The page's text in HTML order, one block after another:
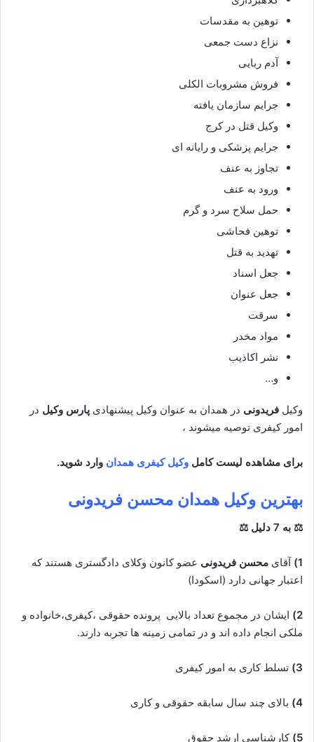
توهین به مقدسات
نزاع دست جمعی
آدم ربایی
فروش مشروبات الکلی
جرایم سازمان یافته
وکیل قتل در کرج
جرایم پزشکی و رایانه ای
تجاوز به عنف
ورود به عنف
حمل سلاح سرد و گرم
توهین فحاشی
تهدید به قتل
جعل اسناد
جعل عنوان
سرقت
مواد مخدر
نشر اکاذیب
و…
وکیل فریدونی در همدان به عنوان وکیل پیشنهادی پارس وکیل در
امور کیفری توصیه میشوند ،
برای مشاهده لیست کامل وکیل کیفری همدان وارد شوید.
بهترین وکیل همدان محسن فریدونی
⚖ به 7 دلیل ⚖
1) آقای محسن فریدونی عضو کانون وکلای دادگستری هستند که
اعتبار جهانی دارد (اسکودا)
2)
ایشان در مجموع تعداد بالایی پرونده حقوقی ،کیفری،خانواده و
ملکی انجام داده اند و در تمامی زمینه ها تجربه دارند.
3) تسلط کاری به امور کیفری
4) بالای چند سال سابقه حقوقی و کاری
5) کارشناسی ارشد حقوق